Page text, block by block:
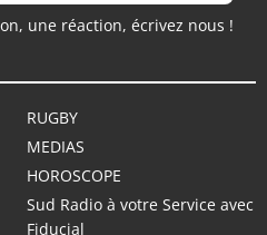
une réaction, écrivez nous !
RUGBY
MEDIAS
HOROSCOPE
Sud Radio à votre Service avec
Fiducial